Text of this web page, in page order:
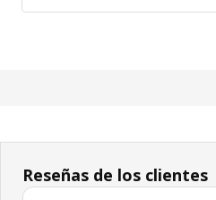
Reseñas de los clientes